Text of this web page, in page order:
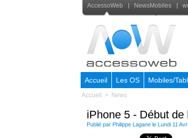
AccessoWeb NewsMobiles
Accueil Les OS Mobiles/
Accueil > News
iPhone 5 - Début
Publié par Philippe Lagane le Lundi 11